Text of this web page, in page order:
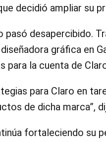
decidió ampliar su
pasó desapercibido.
gráfica en
para la cuenta de
para Claro en
de dicha marca”,
fortaleciendo su